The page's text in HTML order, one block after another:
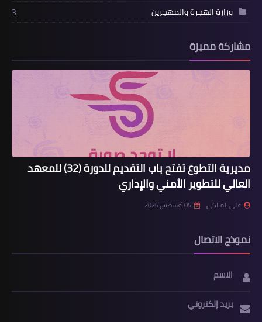
وزارة الهجرة والمهجرين
3
مشاركة مميزة
مديرية التطوع تفتح باب التقديم للدورة (32) للمعهد
العالي للتطوير الأمني والإداري
علي المالكي 05 أغسطس 2026
نموذج الاتصال
الاسم
بريد إلكتروني